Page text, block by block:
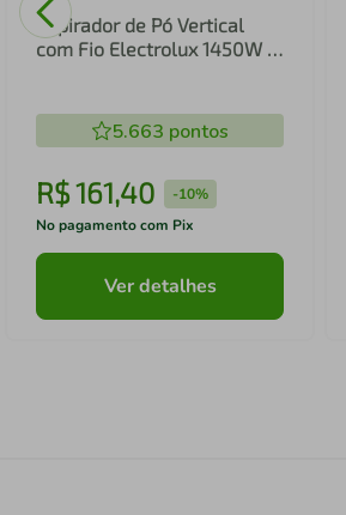
Aspirador de Pó Vertical
com Fio Electrolux 1450W 2
5.663 pontos
R$161,40 -10%
No pagamento com Pix
Ver detalhes